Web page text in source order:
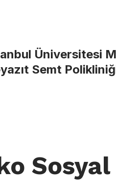
Üniversitesi
Semt